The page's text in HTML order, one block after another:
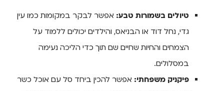
טיולים בשמורות טבע: אפשר לבקר במקומות כמו עין
גדי, נחל דוד או הבניאס, והילדים יכולים ללמוד על
הצמחים והחיות שחיים שם תוך כדי הליכה נעימה
במסלולים.
פיקניק משפחתי: אפשר להכין ביחד סל עם אוכל כשר